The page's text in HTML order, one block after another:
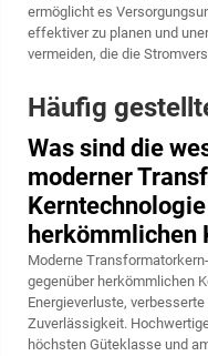
ermöglicht es
effektiver zu planen und
vermeiden, die die
Häufig
Was sind die
moderner
herkömmlichen
Moderne
gegenüber herkömmlichen
Energieverluste,
Zuverlässigkeit.
höchsten Güteklasse und